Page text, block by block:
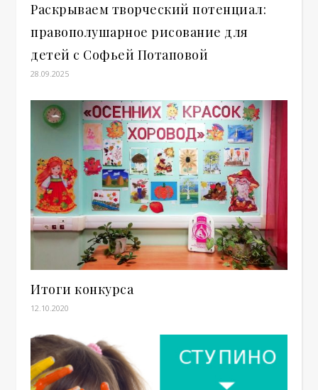
Раскрываем творческий потенциал:
правополушарное рисование для
детей с Софьей Потаповой
28.09.2025
Итоги конкурса
12.10.2020